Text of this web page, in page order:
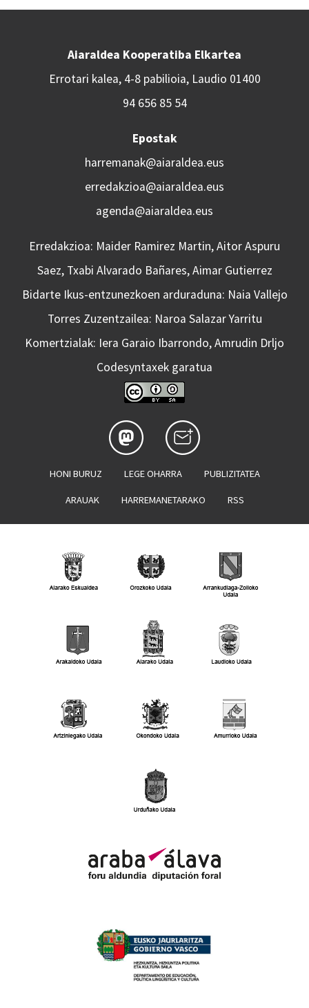
Aiaraldea Kooperatiba Elkartea
Errotari kalea, 4-8 pabilioia, Laudio 01400
94 656 85 54
Epostak
harremanak@aiaraldea.eus
erredakzioa@aiaraldea.eus
agenda@aiaraldea.eus
Erredakzioa: Maider Ramirez Martin, Aitor Aspuru
Saez, Txabi Alvarado Bañares, Aimar Gutierrez
Bidarte Ikus-entzunezkoen arduraduna: Naia Vallejo
Torres Zuzentzailea: Naroa Salazar Yarritu
Komertzialak: Iera Garaio Ibarrondo, Amrudin Drljo
Codesyntaxek garatua
HONI BURUZ LEGE OHARRA PUBLIZITATEA
ARAUAK HARREMANETARAKO RSS